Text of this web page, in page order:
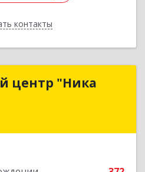
контакты
Назад
центр "Ника
центр "Ника